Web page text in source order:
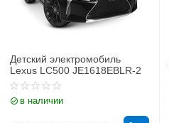
Детский электромобиль
Lexus LC500 JE1618EBLR-2
в наличии